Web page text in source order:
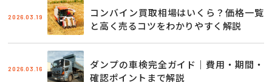
2026.03.19
コンバイン買取相場はいくら？価格一覧
と高く売るコツをわかりやすく解説
2026.03.16
ダンプの車検完全ガイド｜費用・期間・
確認ポイントまで解説